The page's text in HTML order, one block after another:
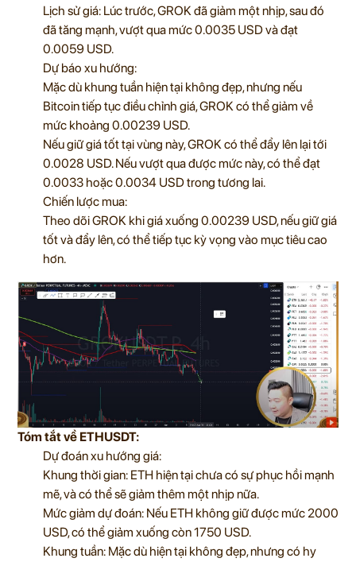
Lịch sử giá: Lúc trước, GROK đã giảm một nhịp, sau đó
đã tăng mạnh, vượt qua mức 0.0035 USD và đạt
0.0059 USD.
Dự báo xu hướng:
Mặc dù khung tuần hiện tại không đẹp, nhưng nếu
Bitcoin tiếp tục điều chỉnh giá, GROK có thể giảm về
mức khoảng 0.00239 USD.
Nếu giữ giá tốt tại vùng này, GROK có thể đẩy lên lại tới
0.0028 USD. Nếu vượt qua được mức này, có thể đạt
0.0033 hoặc 0.0034 USD trong tương lai.
Chiến lược mua:
Theo dõi GROK khi giá xuống 0.00239 USD, nếu giữ giá
tốt và đẩy lên, có thể tiếp tục kỳ vọng vào mục tiêu cao
hơn.
Tóm tắt về ETHUSDT:
Dự đoán xu hướng giá:
Khung thời gian: ETH hiện tại chưa có sự phục hồi mạnh
mẽ, và có thể sẽ giảm thêm một nhịp nữa.
Mức giảm dự đoán: Nếu ETH không giữ được mức 2000
USD, có thể giảm xuống còn 1750 USD.
Khung tuần: Mặc dù hiện tại không đẹp, nhưng có hy